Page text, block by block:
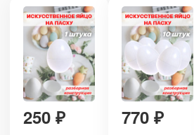
250 ₽ 770 ₽